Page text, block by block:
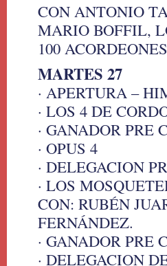
CON ANTONIO
MARIO BOFFIL,
100
MARTES 27
· APERTURA –
· LOS 4 DE
· GANADOR PRE
· OPUS 4
· DELEGACION
· LOS
CON: RUBÉN
FERNÁNDEZ.
· GANADOR PRE
· DELEGACION